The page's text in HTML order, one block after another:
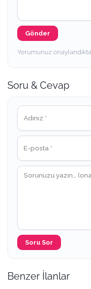
Gönder
Yorumunuz
Soru & Cevap
Soru Sor
Benzer İlanlar